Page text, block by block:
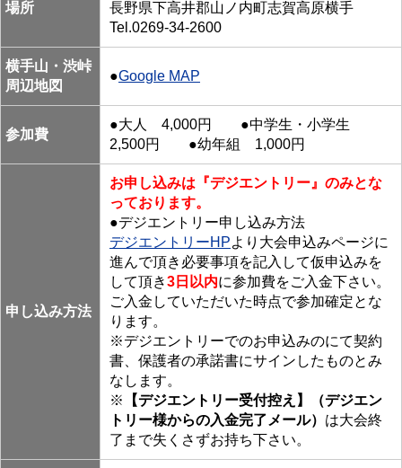
場所
長野県下高井郡山ノ内町志賀高原横手
Tel.0269-34-2600
横手山・渋峠
周辺地図
●Google MAP
参加費
●大人 4,000円 ●中学生・小学生
2,500円 ●幼年組 1,000円
申し込み方法
お申し込みは『デジエントリー』のみとな
っております。
●デジエントリー申し込み方法
デジエントリーHPより大会申込みページに
進んで頂き必要事項を記入して仮申込みを
して頂き3日以内に参加費をご入金下さい。
ご入金していただいた時点で参加確定とな
ります。
※デジエントリーでのお申込みのにて契約
書、保護者の承諾書にサインしたものとみ
なします。
※
【デジエントリー受付控え】（デジエン
トリー様からの入金完了メール） は大会終
了まで失くさずお持ち下さい。